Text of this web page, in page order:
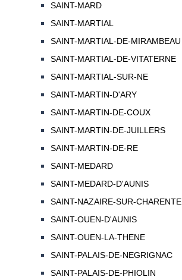
SAINT-MARD
SAINT-MARTIAL
SAINT-MARTIAL-DE-MIRAMBEAU
SAINT-MARTIAL-DE-VITATERNE
SAINT-MARTIAL-SUR-NE
SAINT-MARTIN-D'ARY
SAINT-MARTIN-DE-COUX
SAINT-MARTIN-DE-JUILLERS
SAINT-MARTIN-DE-RE
SAINT-MEDARD
SAINT-MEDARD-D'AUNIS
SAINT-NAZAIRE-SUR-CHARENTE
SAINT-OUEN-D'AUNIS
SAINT-OUEN-LA-THENE
SAINT-PALAIS-DE-NEGRIGNAC
SAINT-PALAIS-DE-PHIOLIN